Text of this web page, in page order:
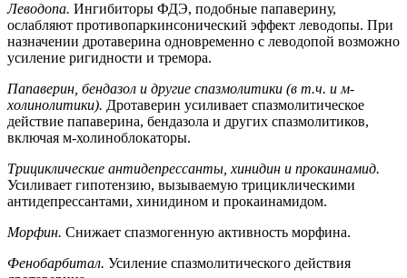
Леводопа. Ингибиторы ФДЭ, подобные папаверину,
ослабляют противопаркинсонический эффект леводопы. При
назначении дротаверина одновременно с леводопой возможно
усиление ригидности и тремора.
Папаверин, бендазол и другие спазмолитики (в т.ч. и м-
холинолитики). Дротаверин усиливает спазмолитическое
действие папаверина, бендазола и других спазмолитиков,
включая м-холиноблокаторы.
Трициклические антидепрессанты, хинидин и прокаинамид.
Усиливает гипотензию, вызываемую трициклическими
антидепрессантами, хинидином и прокаинамидом.
Морфин. Снижает спазмогенную активность морфина.
Фенобарбитал. Усиление спазмолитического действия